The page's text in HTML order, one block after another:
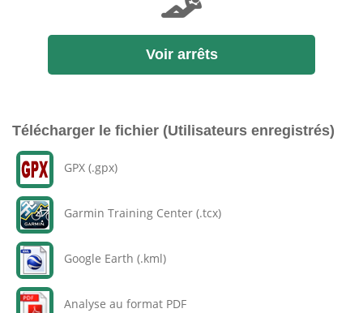
Voir arrêts
Télécharger le fichier (Utilisateurs enregistrés)
GPX (.gpx)
Garmin Training Center (.tcx)
Google Earth (.kml)
Analyse au format PDF